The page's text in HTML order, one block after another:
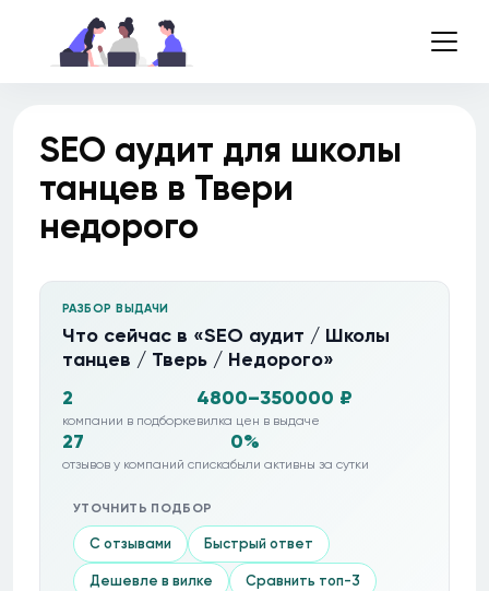
SEO аудит для школы
танцев в Твери
недорого
РАЗБОР ВЫДАЧИ
Что сейчас в «SEO аудит / Школы
танцев / Тверь / Недорого»
2
компании в подборке
4800–350000 ₽
вилка цен в выдаче
27
отзывов у компаний списка
0%
были активны за сутки
УТОЧНИТЬ ПОДБОР
С отзывами Быстрый ответ
Дешевле в вилке Сравнить топ-3